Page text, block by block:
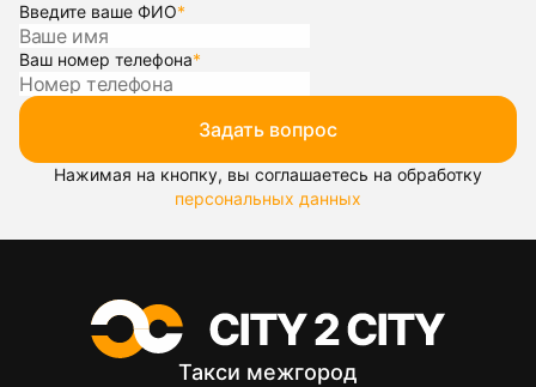
Введите ваше ФИО*
Ваш номер телефона*
Задать вопрос
Нажимая на кнопку, вы соглашаетесь на обработку
персональных данных
Такси межгород